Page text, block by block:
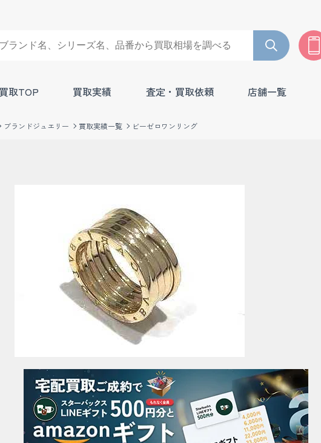
取TOP 買取実績 査定・買取依頼 店舗一覧
ブランドジュエリー 買取実績一覧 ビーゼロワンリング